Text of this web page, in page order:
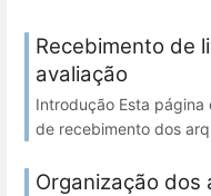
Recebimento de
avaliação
Introdução Esta
de recebimento dos
Organização dos